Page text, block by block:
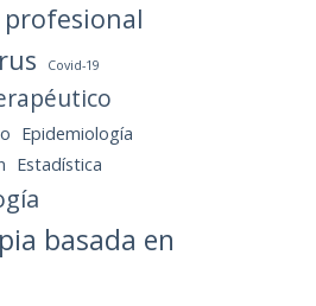
Covid-19
Epidemiología
Estadística
basada en